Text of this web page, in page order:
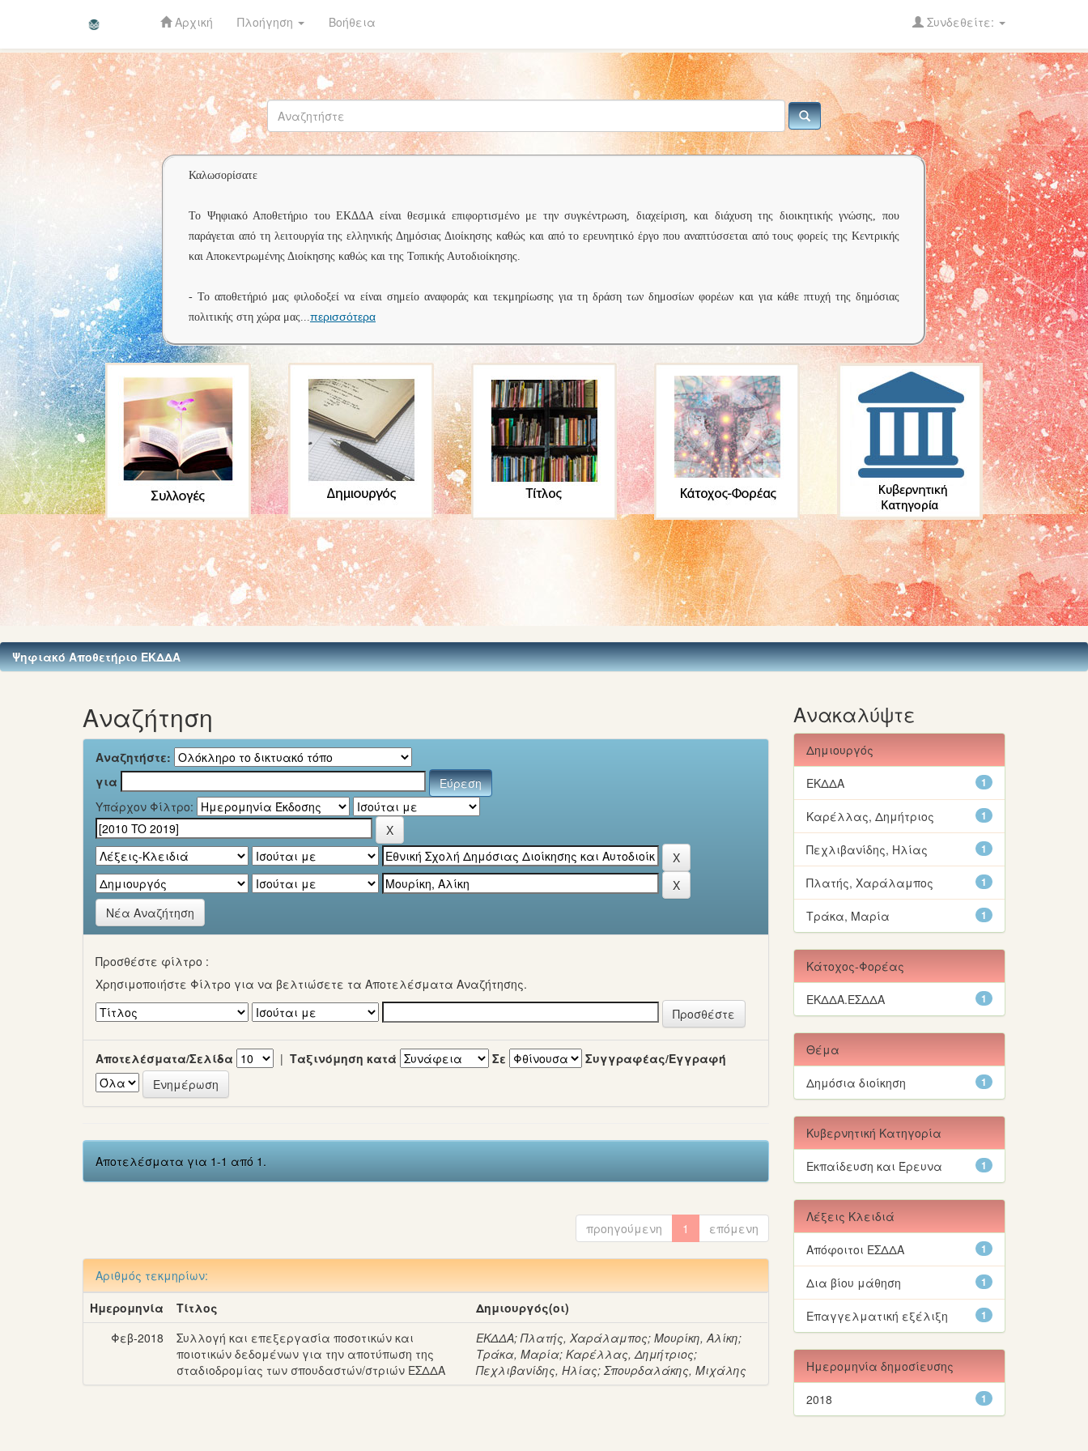
Skip
navigation
Αρχική Πλοήγηση Βοήθεια Συνδεθείτε:
Καλωσορίσατε
Το Ψηφιακό Αποθετήριο του ΕΚΔΔΑ είναι θεσμικά επιφορτισμένο με την συγκέντρωση, διαχείριση, και διάχυση της διοικητικής γνώσης, που
παράγεται από τη λειτουργία της ελληνικής Δημόσιας Διοίκησης καθώς και από το ερευνητικό έργο που αναπτύσσεται από τους φορείς της Κεντρικής
και Αποκεντρωμένης Διοίκησης καθώς και της Τοπικής Αυτοδιοίκησης.
- Το αποθετήριό μας φιλοδοξεί να είναι σημείο αναφοράς και τεκμηρίωσης για τη δράση των δημοσίων φορέων και για κάθε πτυχή της δημόσιας
πολιτικής στη χώρα μας...περισσότερα
Ψηφιακό Αποθετήριο ΕΚΔΔΑ
Αναζήτηση
Αναζητήστε:
για
Υπάρχον Φίλτρο:
Νέα Αναζήτηση
Προσθέστε φίλτρο :
Χρησιμοποιήστε Φίλτρο για να βελτιώσετε τα Αποτελέσματα Αναζήτησης.
Αποτελέσματα/Σελίδα | Ταξινόμηση κατά Σε Συγγραφέας/Εγγραφή
Αποτελέσματα για 1-1 από 1.
προηγούμενη 1 επόμενη
Αριθμός τεκμηρίων:
Ημερομηνία
Τίτλος
Δημιουργός(οι)
Φεβ-2018
Συλλογή και επεξεργασία ποσοτικών και
ποιοτικών δεδομένων για την αποτύπωση της
σταδιοδρομίας των σπουδαστών/στριών ΕΣΔΔΑ
ΕΚΔΔΑ;Πλατής, Χαράλαμπος;Μουρίκη, Αλίκη;
Τράκα, Μαρία;Καρέλλας, Δημήτριος;
Πεχλιβανίδης, Ηλίας;Σπουρδαλάκης, Μιχάλης
Ανακαλύψτε
Δημιουργός
1
ΕΚΔΔΑ
1
Καρέλλας, Δημήτριος
1
Πεχλιβανίδης, Ηλίας
1
Πλατής, Χαράλαμπος
1
Τράκα, Μαρία
Κάτοχος-Φορέας
1
ΕΚΔΔΑ.ΕΣΔΔΑ
Θέμα
1
Δημόσια διοίκηση
Κυβερνητική Κατηγορία
1
Εκπαίδευση και Έρευνα
Λέξεις Κλειδιά
1
Απόφοιτοι ΕΣΔΔΑ
1
Δια βίου μάθηση
1
Επαγγελματική εξέλιξη
Ημερομηνία δημοσίευσης
1
2018